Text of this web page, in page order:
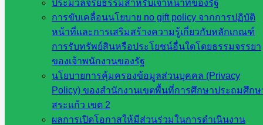
ประมวลจริยธรรมสำหรับเจ้าหน้าที่ของรัฐ
การขับเคลื่อนนโยบาย no gift policy จากการปฏิบัติ
หน้าที่และการเสริมสร้างความรู้เกี่ยวกับหลักเกณฑ์
การรับทรัพย์สินหรือประโยชน์อื่นใดโดยธรรมจรรยา
ของเจ้าพนักงานของรัฐ
นโยบายการคุ้มครองข้อมูลส่วนบุคคล (Privacy
Policy) ของสำนักงานเขตพื้นที่การศึกษาประถมศึกษ
สระแก้ว เขต 2
ผลการเปิดโอกาสให้มีส่วนร่วมในการดำเนินงาน
ดำเนินการตรวจเยี่ยมเพื่อติดตาม และ
นิเทศการศึกษาโดยคณะกรรมการติดตาม
ตรวจสอบ ประเมินผลและนิเทศการศึกษา
(ก.ต.ป.น.) ของเขตพื้นที่การศึกษา ประจำ
ปีงบประมาณ 2567